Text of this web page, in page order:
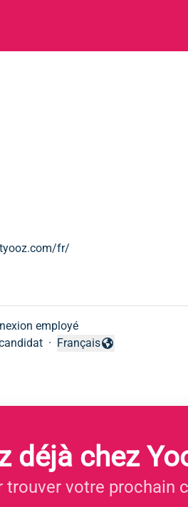
fr/
employé
·
Changer la langue
Français
déjà chez
trouver votre prochain